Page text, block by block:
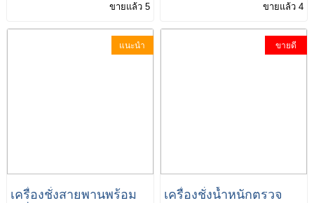
ขายแล้ว 5 ขายแล้ว 4
แนะนำ
เครื่องชั่งสายพานพร้อม
ขายดี
เครื่องชั่งน้ำหนักตรวจ